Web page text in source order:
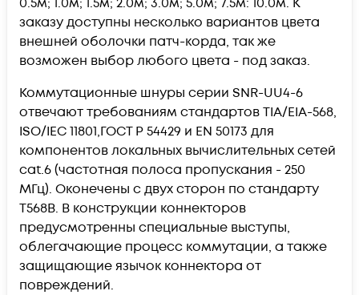
заказу доступны несколько вариантов цвета
внешней оболочки патч-корда, так же
возможен выбор любого цвета - под заказ.
Коммутационные шнуры серии SNR-UU4-6
отвечают требованиям стандартов TIA/EIA-568,
ISO/IEC 11801,ГОСТ Р 54429 и EN 50173 для
компонентов локальных вычислительных сетей
cat.6 (частотная полоса пропускания - 250
МГц). Оконечены с двух сторон по стандарту
T568B. В конструкции коннекторов
предусмотренны специальные выступы,
облегачающие процесс коммутации, а также
защищающие язычок коннектора от
повреждений.